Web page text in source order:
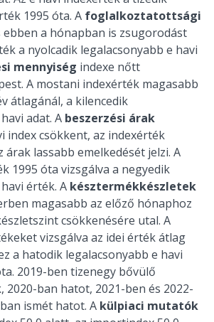
1995 óta. A foglalkoztatottsági
ebben a hónapban is zsugorodást
a nyolcadik legalacsonyabb e havi
mennyiség indexe nőtt
A mostani indexérték magasabb
átlagánál, a kilencedik
adat. A beszerzési árak
index csökkent, az indexérték
árak lassabb emelkedését jelzi. A
1995 óta vizsgálva a negyedik
érték. A késztermékkészletek
magasabb az előző hónaphoz
csökkenésére utal. A
vizsgálva az idei érték átlag
a hatodik legalacsonyabb e havi
2019-ben tizenegy bővülő
ban hatot, 2021-ben és 2022-
ismét hatot. A külpiaci mutatók